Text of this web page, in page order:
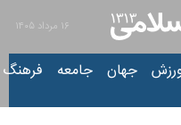
۱۶ مرداد ۱۴۰۵
جهان جامعه فرهنگ